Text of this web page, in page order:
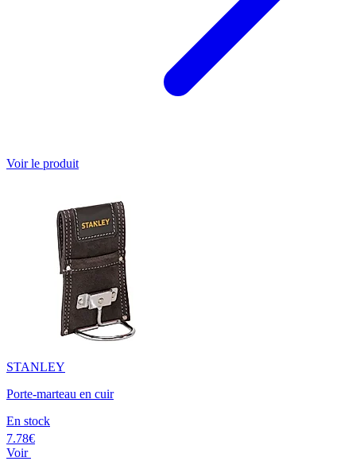
Voir le produit
STANLEY
Porte-marteau en cuir
En stock
7.78€
Voir